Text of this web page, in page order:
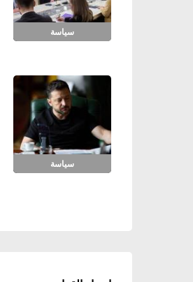
سياسة
سياسة